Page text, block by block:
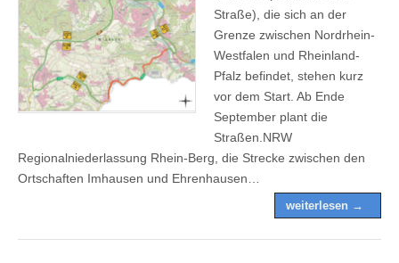
Straße), die sich an der
Grenze zwischen Nordrhein-
Westfalen und Rheinland-
Pfalz befindet, stehen kurz
vor dem Start. Ab Ende
September plant die
Straßen.NRW
Regionalniederlassung Rhein-Berg, die Strecke zwischen den
Ortschaften Imhausen und Ehrenhausen…
weiterlesen →